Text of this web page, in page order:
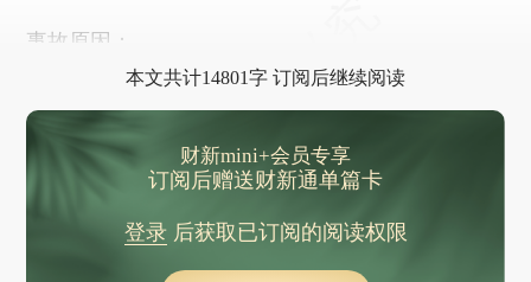
朴实的亲热VS奔放的冷漠：秘鲁巴西初印象
事故原因：
本文共计14801字 订阅后继续阅读
财新mini+会员专享
订阅后赠送财新通单篇卡
登录后获取已订阅的阅读权限